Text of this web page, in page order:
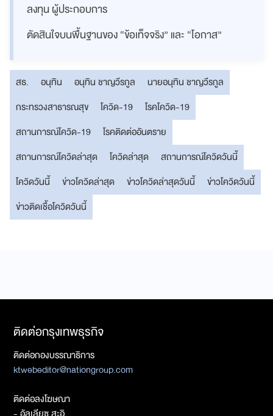
ลงทุน ผู้ประกอบการ
ตัดสินใจบนพื้นฐานของ “ข้อเท็จจริง” และ “โอกาส”
สธ. อนุทิน อนุทิน ชาญวีรกูล
นายอนุทิน​ ชาญวีรกูล​
กระทรวงสาธารณสุข
โควิด-19
โรคโควิด-19
สถานการณ์โควิด-19
โรคติดต่ออันตราย
สถานการณ์โควิดล่าสุด
โควิดล่าสุด
สถานการณ์โควิดวันนี้
โควิดวันนี้
ข่าวโควิดล่าสุด ข่าวโควิดล่าสุดวันนี้
ข่าวโควิดวันนี้
ข่าวติดเชื้อโควิดวันนี้
ติดต่อกรุงเทพธุรกิจ
ติดต่อกองบรรณาธิการ
ktwebeditor@nationgroup.com
ติดต่อลงโฆษณา